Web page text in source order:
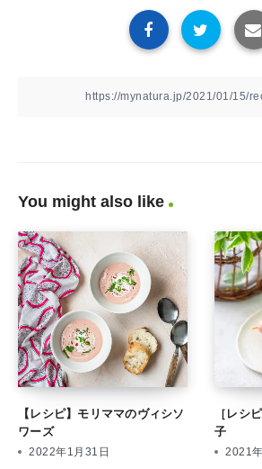
You might also like
【レシピ】モリママのヴィシソ
ワーズ
2022年1月31日
［レシ
子
2021